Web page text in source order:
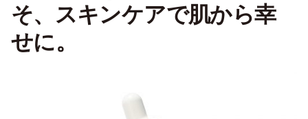
そ、スキンケアで肌から幸
せに。